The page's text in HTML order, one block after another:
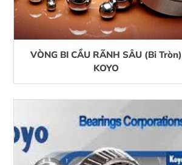
VÒNG BI CẦU RÃNH SÂU (Bi Tròn)
KOYO